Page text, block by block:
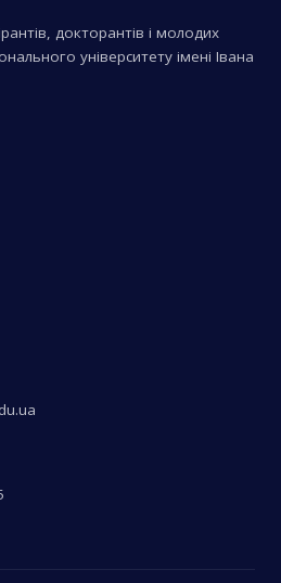
докторантів і молодих
університету імені Івана